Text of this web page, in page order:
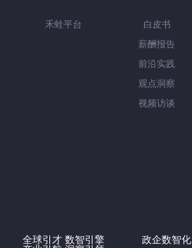
禾蛙平台
白皮书
薪酬报告
前沿实践
观点洞察
视频访谈
全球引才 数智引擎
政企数智化